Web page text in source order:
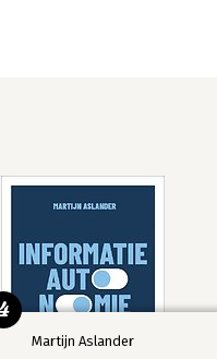
Martijn Aslander